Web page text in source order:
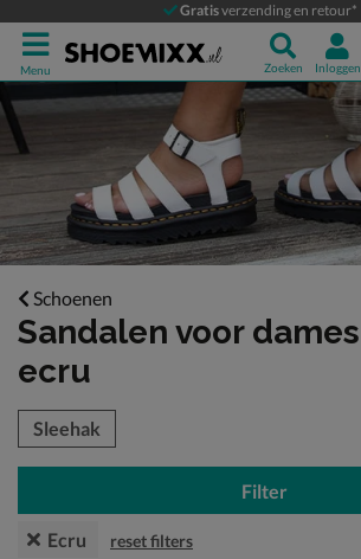
Gratisverzending en retour*
Menu Zoeken Inloggen
Schoenen
Sandalen voor dames
ecru
over
Sleehak
Filter
Ecru reset filters